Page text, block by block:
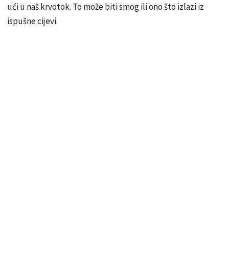
ući u naš krvotok. To može biti smog ili ono što izlazi iz
ispušne cijevi.